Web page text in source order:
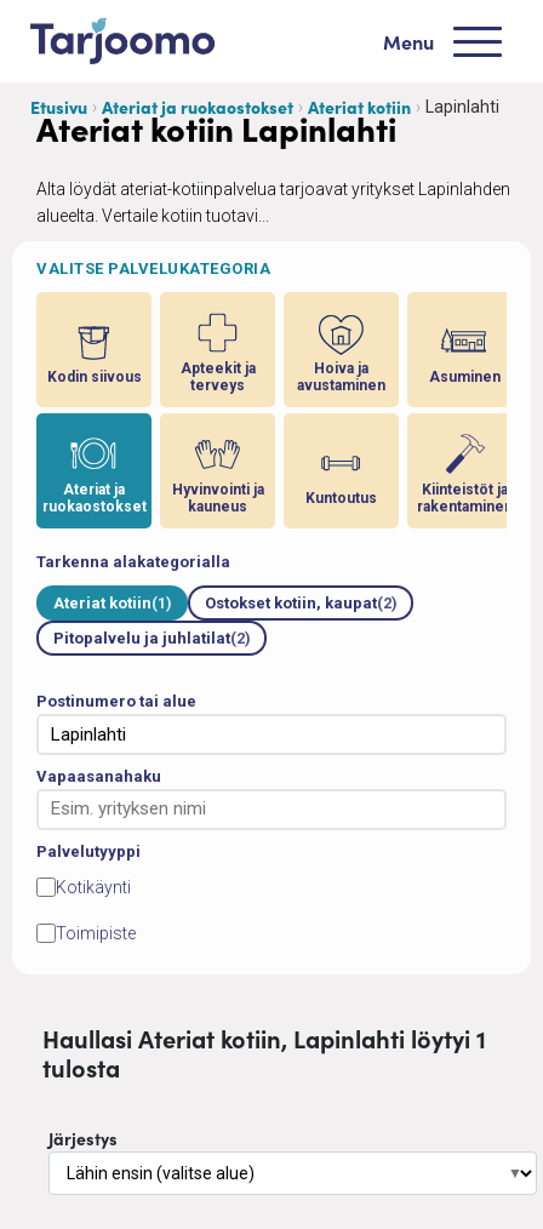
Siirry sisältöön
Menu
Etusivu Ateriat ja ruokaostokset Ateriat kotiin Lapinlahti
Ateriat kotiin Lapinlahti
Alta löydät ateriat-kotiinpalvelua tarjoavat yritykset Lapinlahden
alueelta. Vertaile kotiin tuotavi...
VALITSE PALVELUKATEGORIA
Kodin siivous
Ateriat ja
ruokaostokset
Apteekit ja
terveys
Hyvinvointi ja
kauneus
Hoiva ja
avustaminen
Kuntoutus
Asuminen
Kiinteistöt ja
rakentaminen
Tarkenna alakategorialla
Ateriat kotiin(1) Ostokset kotiin, kaupat(2)
Pitopalvelu ja juhlatilat(2)
Postinumero tai alue
Vapaasanahaku
Palvelutyyppi
Kotikäynti
Toimipiste
Haullasi Ateriat kotiin, Lapinlahti löytyi 1
tulosta
Järjestys
▼